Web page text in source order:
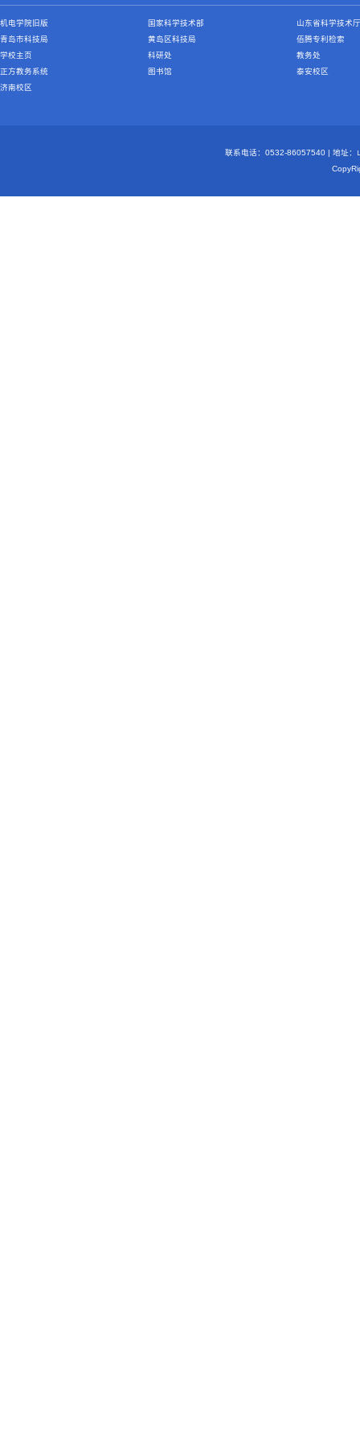
机电学院旧版 国家科学技术部
山东省科学技术厅
青岛市科技局
黄岛区科技局
佰腾专利检索
学校主页
科研处
教务处
正方教务系统
图书馆
泰安校区
济南校区
联系电话：0532-86057540 | 地址：